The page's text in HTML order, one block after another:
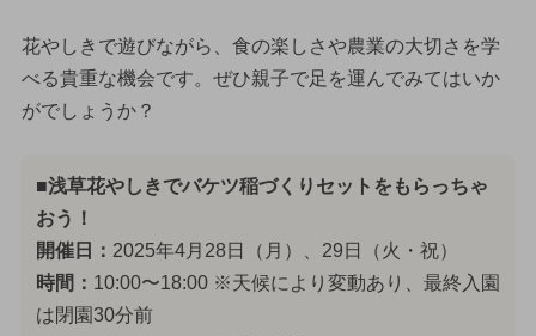
花やしきで遊びながら、食の楽しさや農業の大切さを学
べる貴重な機会です。ぜひ親子で足を運んでみてはいか
がでしょうか？
■浅草花やしきでバケツ稲づくりセットをもらっちゃ
おう！
開催日： 2025年4月28日（月）、29日（火・祝）
時間： 10:00〜18:00 ※天候により変動あり、最終入園
は閉園30分前